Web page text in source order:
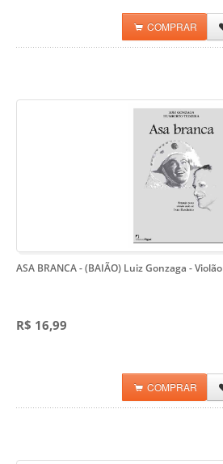
COMPRAR
ASA BRANCA - (BAIÃO) Luiz Gonzaga - Violão
R$ 16,99
COMPRAR